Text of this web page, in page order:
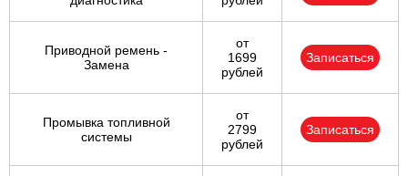
Приводной ремень -
Замена
от
1699
рублей
Записаться
Промывка топливной
системы
от
2799
рублей
Записаться